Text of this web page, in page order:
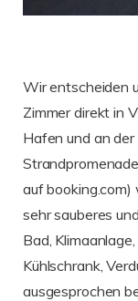
Wir entscheiden
Zimmer direkt in
Hafen und an
Strandpromenade.
auf
sehr sauberes
Bad,
Kühlschrank,
ausgesprochen